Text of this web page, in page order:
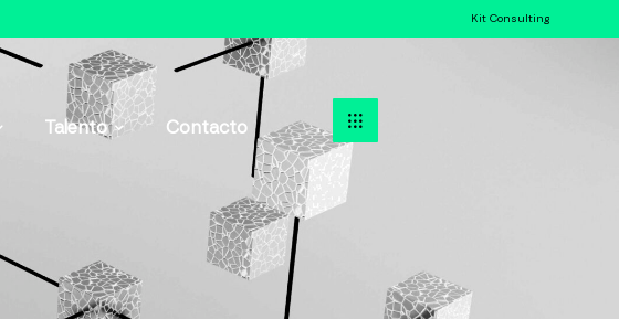
Kit Consulting
Talento Contacto